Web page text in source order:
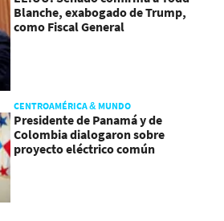
Blanche, exabogado de Trump,
como Fiscal General
CENTROAMÉRICA & MUNDO
Presidente de Panamá y de
Colombia dialogaron sobre
proyecto eléctrico común